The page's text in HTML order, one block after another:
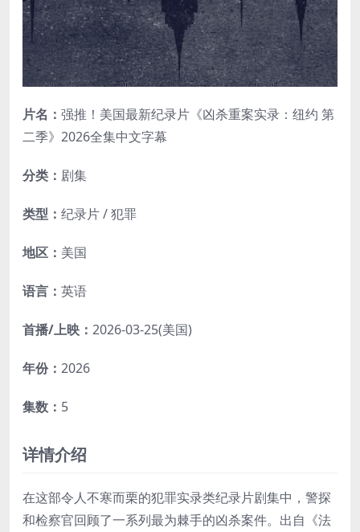
片名： 强推！美国最新纪录片《凶杀重案实录：纽约 第
二季》2026全集中文字幕
分类： 剧集
类型： 纪录片 / 犯罪
地区： 美国
语言： 英语
首播/上映： 2026-03-25(美国)
年份： 2026
集数： 5
详情介绍
在这部令人不寒而栗的犯罪实录类纪录片剧集中，警探
和检察官回顾了一系列最为棘手的凶杀案件。出自《法